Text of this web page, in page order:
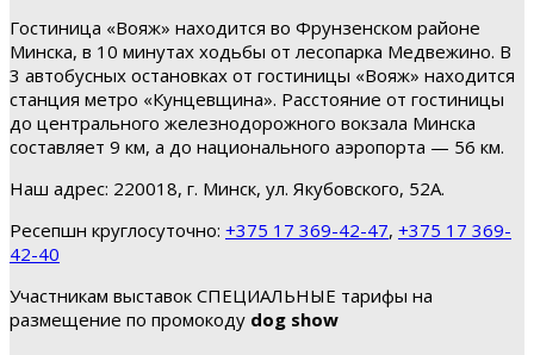
Гостиница «Вояж» находится во Фрунзенском районе
Минска, в 10 минутах ходьбы от лесопарка Медвежино. В
3 автобусных остановках от гостиницы «Вояж» находится
станция метро «Кунцевщина». Расстояние от гостиницы
до центрального железнодорожного вокзала Минска
составляет 9 км, а до национального аэропорта — 56 км.
Наш адрес: 220018, г. Минск, ул. Якубовского, 52А.
Ресепшн круглосуточно: +375 17 369-42-47, +375 17 369-
42-40
Участникам выставок СПЕЦИАЛЬНЫЕ тарифы на
размещение по промокоду dog show